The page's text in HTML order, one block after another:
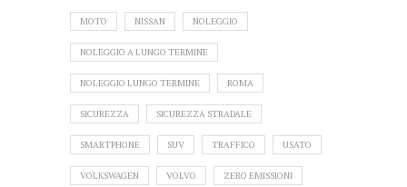
MOTO NISSAN NOLEGGIO
NOLEGGIO A LUNGO TERMINE
NOLEGGIO LUNGO TERMINE ROMA
SICUREZZA SICUREZZA STRADALE
SMARTPHONE SUV TRAFFICO USATO
VOLKSWAGEN VOLVO ZERO EMISSIONI